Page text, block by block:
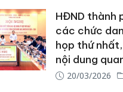
HĐND thành
các chức
họp thứ
nội dung
20/03/2026